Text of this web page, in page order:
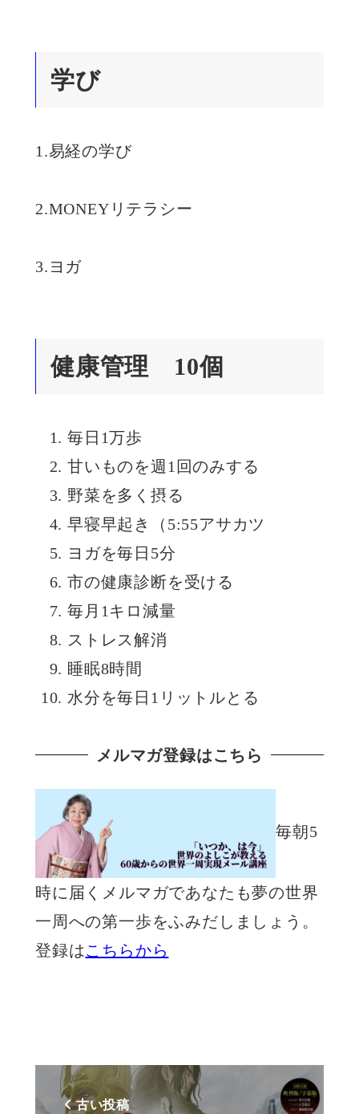
学び
1.易経の学び
2.MONEYリテラシー
3.ヨガ
健康管理 10個
毎日1万歩
甘いものを週1回のみする
野菜を多く摂る
早寝早起き（5:55アサカツ
ヨガを毎日5分
市の健康診断を受ける
毎月1キロ減量
ストレス解消
睡眠8時間
水分を毎日1リットルとる
メルマガ登録はこちら
毎朝5
時に届くメルマガであなたも夢の世界
一周への第一歩をふみだしましょう。
登録はこちらから
古い投稿